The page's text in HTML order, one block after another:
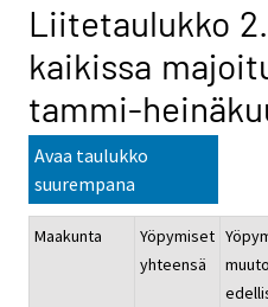
Liitetaulukko
kaikissa
tammi-
Avaa taulukko
suurempana
Maakunta
Yöpymiset
yhteensä